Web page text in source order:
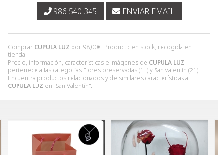
Comprar CUPULA LUZ por 98,00€. Producto en stock, recogida en
tienda.
Precio, información, características e imágenes de CUPULA LUZ
pertenece a las categorías Flores preservadas(11) y San Valentín (21).
Encuentra productos relacionados y de similares características a
CUPULA LUZ en "San Valentín".
986 540 345 ENVIAR EMAIL